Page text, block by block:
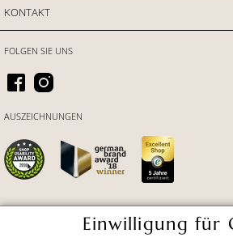
KONTAKT
FOLGEN SIE UNS
AUSZEICHNUNGEN
Einwilligung für